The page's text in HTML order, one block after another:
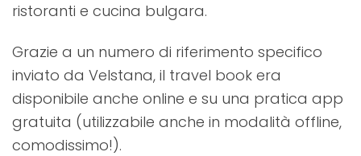
ristoranti e cucina bulgara.
Grazie a un numero di riferimento specifico
inviato da Velstana, il travel book era
disponibile anche online e su una pratica app
gratuita (utilizzabile anche in modalità offline,
comodissimo!).